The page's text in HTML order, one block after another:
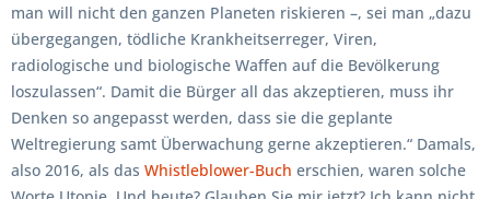
man will nicht den ganzen Planeten riskieren –, sei man „dazu
übergegangen, tödliche Krankheitserreger, Viren,
radiologische und biologische Waffen auf die Bevölkerung
loszulassen“. Damit die Bürger all das akzeptieren, muss ihr
Denken so angepasst werden, dass sie die geplante
Weltregierung samt Überwachung gerne akzeptieren.“ Damals,
also 2016, als das Whistleblower-Buch erschien, waren solche